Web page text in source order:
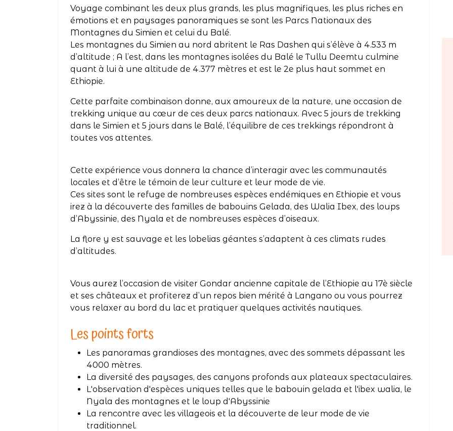
Voyage combinant les deux plus grands, les plus magnifiques, les plus riches en
émotions et en paysages panoramiques se sont les Parcs Nationaux des
Montagnes du Simien et celui du Balé.
Les montagnes du Simien au nord abritent le Ras Dashen qui s’élève à 4.533 m
d’altitude ; A l’est, dans les montagnes isolées du Balé le Tullu Deemtu culmine
quant à lui à une altitude de 4.377 mètres et est le 2e plus haut sommet en
Ethiopie.
Cette parfaite combinaison donne, aux amoureux de la nature, une occasion de
trekking unique au cœur de ces deux parcs nationaux. Avec 5 jours de trekking
dans le Simien et 5 jours dans le Balé, l’équilibre de ces trekkings répondront à
toutes vos attentes.
Cette expérience vous donnera la chance d’interagir avec les communautés
locales et d’être le témoin de leur culture et leur mode de vie.
Ces sites sont le refuge de nombreuses espèces endémiques en Ethiopie et vous
irez à la découverte des familles de babouins Gelada, des Walia Ibex, des loups
d’Abyssinie, des Nyala et de nombreuses espèces d’oiseaux.
La flore y est sauvage et les lobelias géantes s’adaptent à ces climats rudes
d’altitudes.
Vous aurez l’occasion de visiter Gondar ancienne capitale de l’Ethiopie au 17è siècle
et ses châteaux et profiterez d’un repos bien mérité à Langano ou vous pourrez
vous relaxer au bord du lac et pratiquer quelques activités nautiques.
Les points forts
Les panoramas grandioses des montagnes, avec des sommets dépassant les
4000 mètres.
La diversité des paysages, des canyons profonds aux plateaux spectaculaires.
L'observation d'espèces uniques telles que le babouin gelada et l'ibex walia, le
Nyala des montagnes et le loup d'Abyssinie
La rencontre avec les villageois et la découverte de leur mode de vie
traditionnel.